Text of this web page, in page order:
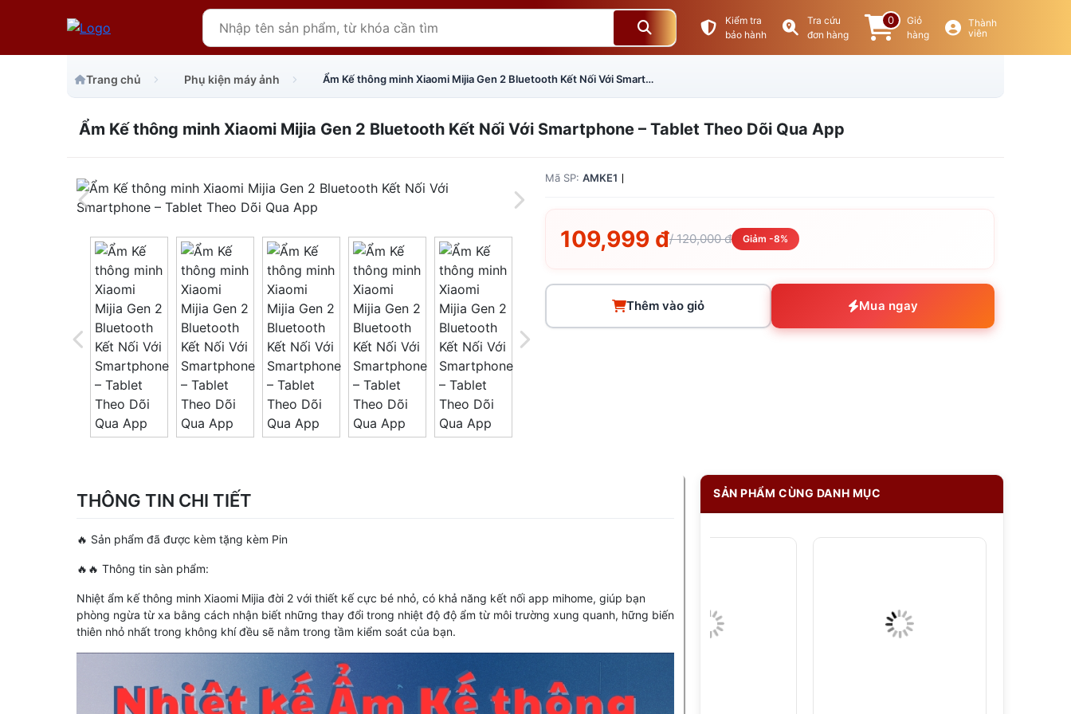
Kiểm tra
bảo hành
Tra cứu
đơn hàng
0
Giỏ
hàng
Thành
viên
Trang chủ Phụ kiện máy ảnh Ẩm Kế thông minh Xiaomi Mijia Gen 2 Bluetooth Kết Nối Với Smartphone – Tablet Theo Dõi Qua App
Ẩm Kế thông minh Xiaomi Mijia Gen 2 Bluetooth Kết Nối Với Smartphone – Tablet Theo Dõi Qua App
Mã SP: AMKE1
109,999 đ/ 120,000 đ Giảm -8%
Thêm vào giỏ Mua ngay
THÔNG TIN CHI TIẾT
🔥 Sản phẩm đã được kèm tặng kèm Pin
🔥🔥 Thông tin sàn phẩm:
Nhiệt ẩm kế thông minh Xiaomi Mijia đời 2 với thiết kế cực bé nhỏ, có khả năng kết nối app mihome, giúp bạn
phòng ngừa từ xa bằng cách nhận biết những thay đổi trong nhiệt độ độ ẩm từ môi trường xung quanh, hững biến
thiên nhỏ nhất trong không khí đều sẽ nằm trong tầm kiểm soát của bạn.
SẢN PHẨM CÙNG DANH MỤC
Giá trên 1SP 5x0 đ
Tổng giá